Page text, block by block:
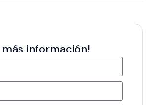
más información!